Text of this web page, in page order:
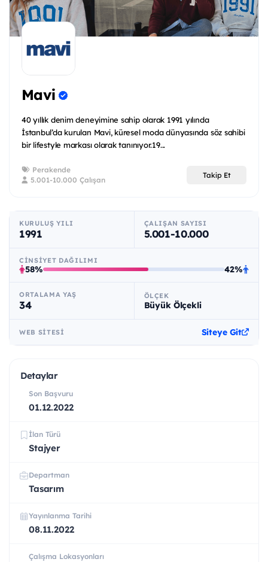
Mavi
40 yıllık denim deneyimine sahip olarak 1991 yılında
İstanbul’da kurulan Mavi, küresel moda dünyasında söz sahibi
bir lifestyle markası olarak tanınıyor.19...
Perakende
5.001-10.000 Çalışan
Takip Et
KURULUŞ YILI
1991
ÇALIŞAN SAYISI
5.001-10.000
CINSIYET DAĞILIMI
58% 42%
ORTALAMA YAŞ
34
ÖLÇEK
Büyük Ölçekli
WEB SITESI Siteye Git
Detaylar
Son Başvuru
01.12.2022
İlan Türü
Stajyer
Departman
Tasarım
Yayınlanma Tarihi
08.11.2022
Çalışma Lokasyonları